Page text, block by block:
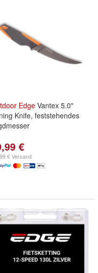
Edge Vantex 5.0"
Knife, feststehendes
€
€ Versand